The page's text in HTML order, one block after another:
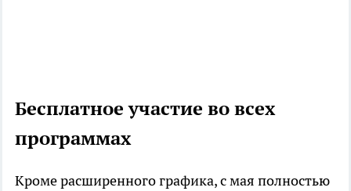
Бесплатное участие во всех
программах
Кроме расширенного графика, с мая полностью